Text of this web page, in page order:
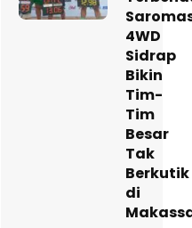
4WD
Sidrap
Bikin
Tim-
Tim
Besar
Tak
Berkutik
di